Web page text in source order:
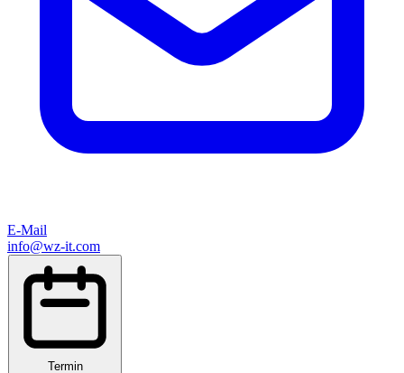
E-Mail
info@wz-it.com
Termin